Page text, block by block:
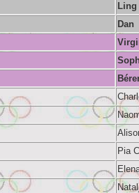
Ling
Dan
Pia